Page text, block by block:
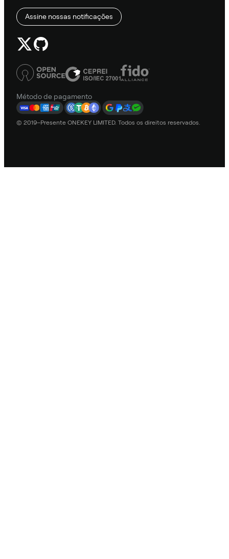
Assine nossas notificações
Método de pagamento
© 2019–Presente ONEKEY LIMITED. Todos os direitos reservados.